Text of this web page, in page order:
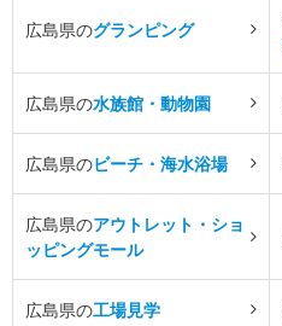
広島県のグランピング
広島県の水族館・動物園
広島県のビーチ・海水浴場
広島県のアウトレット・ショ
ッピングモール
広島県の工場見学